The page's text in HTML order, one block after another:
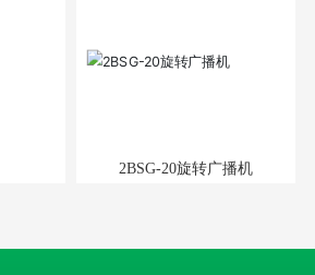
2BSG-20旋转广播机